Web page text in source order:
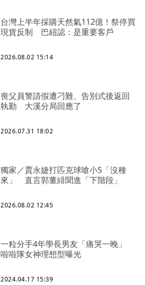
台灣上半年採購天然氣112億！祭停買
現貨反制 巴紐認：是重要客戶
2026.08.02 15:14
喪父員警請假遭刁難、告別式後返回
執勤 大溪分局回應了
2026.07.31 18:02
獨家／賈永婕打匹克球嗆小S「沒種
來」 直言郭董緋聞進「下階段」
2026.08.02 12:45
一粒分手4年學長男友「痛哭一晚」
啦啦隊女神理想型曝光
2024.04.17 15:39